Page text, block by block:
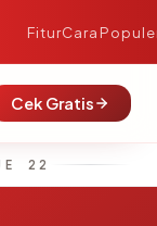
FiturCara
Cek Gratis
22